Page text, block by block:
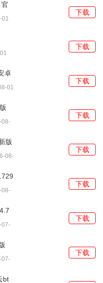
们普遍关注的话题巧妙地
密结合，让玩家在解谜的
不会让玩家感到过于困
，提升自己的知识储备，
知识和智慧，破解谜题，
01
下载
下载
卓
01
下载
08-
下载
版
08-
下载
08-
下载
07-
下载
07-
下载
bt